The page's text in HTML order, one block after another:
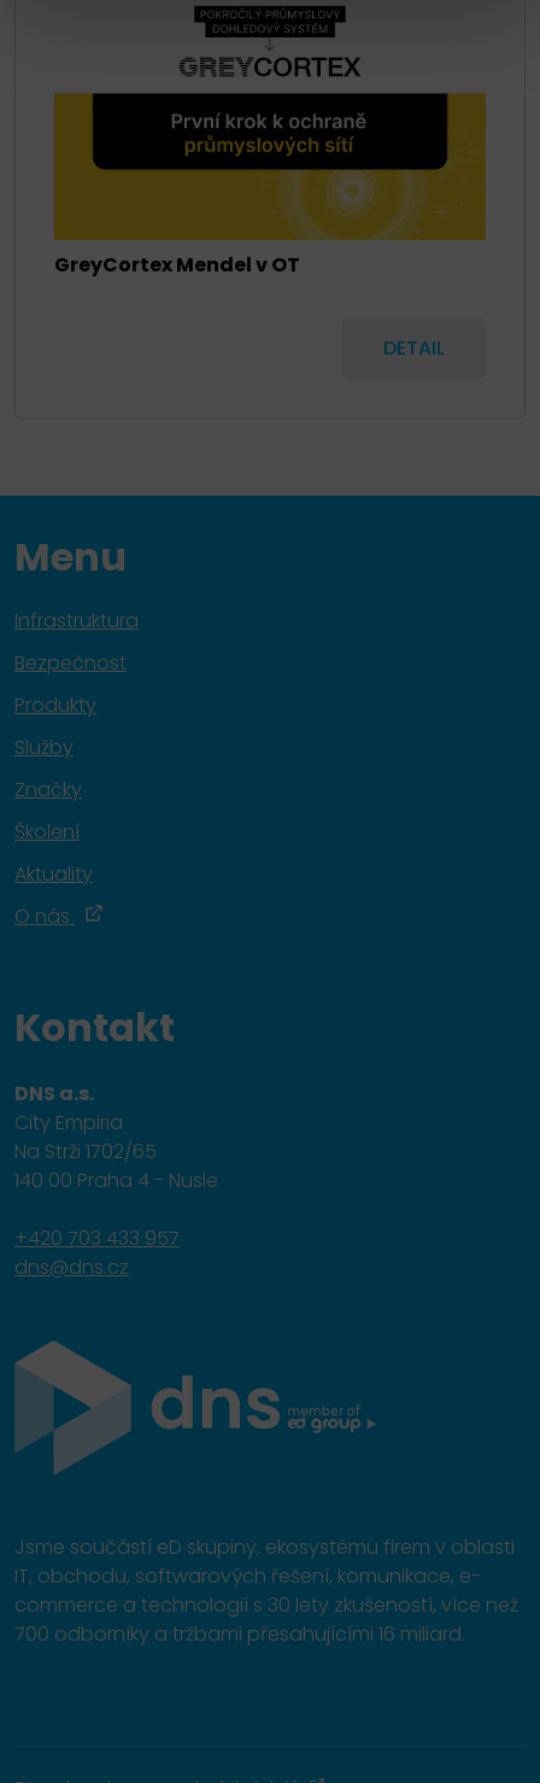
GreyCortex Mendel v OT
DETAIL
Menu
Infrastruktura
Bezpečnost
Produkty
Služby
Značky
Školení
Aktuality
O nás
Kontakt
DNS a.s.
City Empiria
Na Strži 1702/65
140 00 Praha 4 - Nusle
+420 703 433 957
dns@dns.cz
Jsme součástí eD skupiny, ekosystému firem v oblasti
IT, obchodu, softwarových řešení, komunikace, e-
commerce a technologií s 30 lety zkušeností, více než
700 odborníky a tržbami přesahujícími 16 miliard.